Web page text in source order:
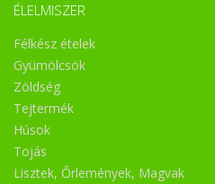
ÉLELMISZER
Félkész ételek
Gyümölcsök
Zöldség
Tejtermék
Húsok
Tojás
Lisztek, Őrlemények, Magvak